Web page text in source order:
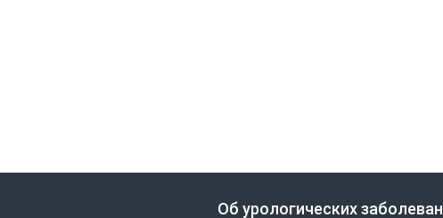
Об урологических